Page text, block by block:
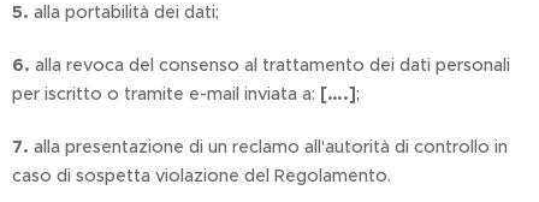
5. alla portabilità dei dati;
6. alla revoca del consenso al trattamento dei dati personali
per iscritto o tramite e-mail inviata a: [….];
7. alla presentazione di un reclamo all'autorità di controllo in
caso di sospetta violazione del Regolamento.